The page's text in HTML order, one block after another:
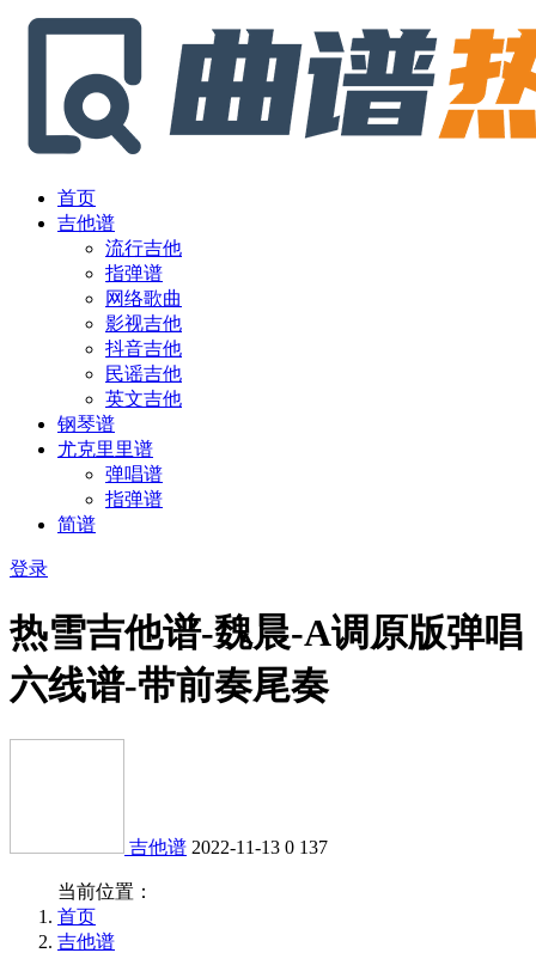
首页
吉他谱
流行吉他
指弹谱
网络歌曲
影视吉他
抖音吉他
民谣吉他
英文吉他
钢琴谱
尤克里里谱
弹唱谱
指弹谱
简谱
登录
热雪吉他谱-魏晨-A调原版弹唱
六线谱-带前奏尾奏
吉他谱 2022-11-13 0 137
当前位置：
首页
吉他谱